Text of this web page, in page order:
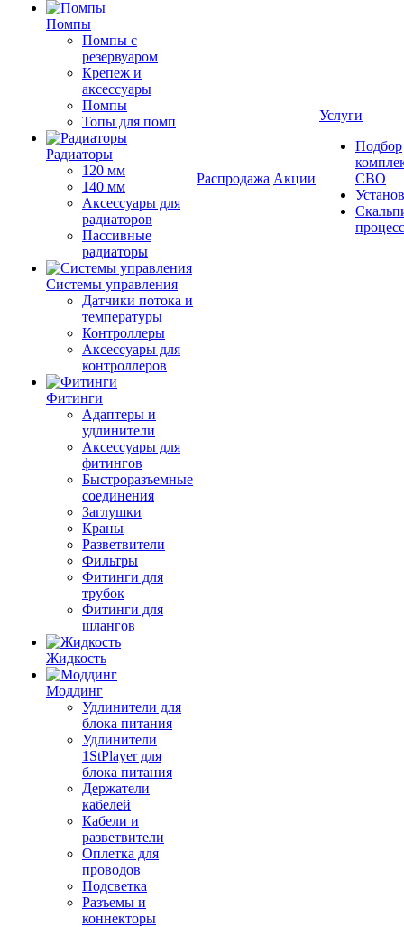
Помпы
Помпы с
резервуаром
Крепеж и
аксессуары
Помпы
Топы для помп
Радиаторы
120 мм
140 мм
Аксессуары для
радиаторов
Пассивные
радиаторы
Системы управления
Датчики потока и
температуры
Контроллеры
Аксессуары для
контроллеров
Фитинги
Адаптеры и
удлинители
Аксессуары для
фитингов
Быстроразъемные
соединения
Заглушки
Краны
Разветвители
Фильтры
Фитинги для
трубок
Фитинги для
шлангов
Жидкость
Моддинг
Удлинители для
блока питания
Удлинители
1StPlayer для
блока питания
Держатели
кабелей
Кабели и
разветвители
Оплетка для
проводов
Подсветка
Разъемы и
коннекторы
Распродажа Акции
Услуги
Подбор
СВО